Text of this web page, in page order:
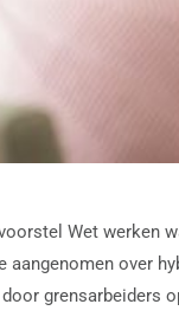
Wet werken
aangenomen over
grensarbeiders